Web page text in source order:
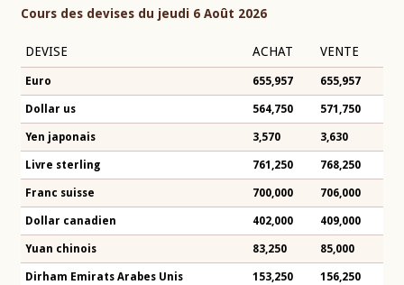
Cours des devises du jeudi 6 Août 2026
DEVISE ACHAT VENTE
Euro 655,957 655,957
Dollar us 564,750 571,750
Yen japonais 3,570 3,630
Livre sterling 761,250 768,250
Franc suisse 700,000 706,000
Dollar canadien 402,000 409,000
Yuan chinois 83,250 85,000
Dirham Emirats Arabes Unis 153,250 156,250